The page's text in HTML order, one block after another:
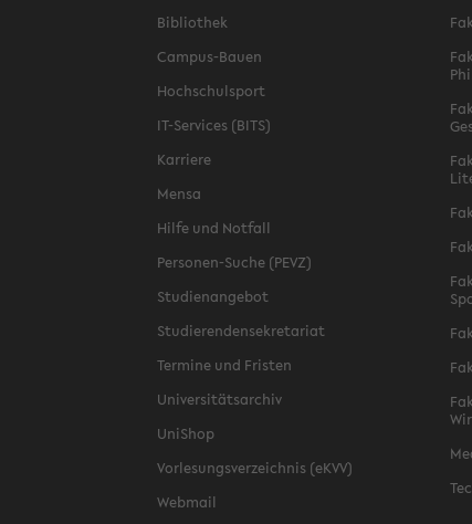
Bibliothek
Campus-Bauen
Hochschulsport
IT-Services (BITS)
Karriere
Mensa
Hilfe und Notfall
Personen-Suche (PEVZ)
Studienangebot
Studierendensekretariat
Termine und Fristen
Universitätsarchiv
UniShop
Vorlesungsverzeichnis (eKVV)
Webmail